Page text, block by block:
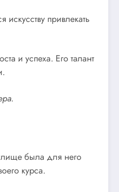
привлекать
и успеха. Его талант
была для него
курса.